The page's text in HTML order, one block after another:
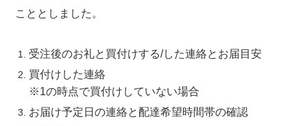
こととしました。
受注後のお礼と買付けする/した連絡とお届目安
買付けした連絡
※1の時点で買付けしていない場合
お届け予定日の連絡と配達希望時間帯の確認